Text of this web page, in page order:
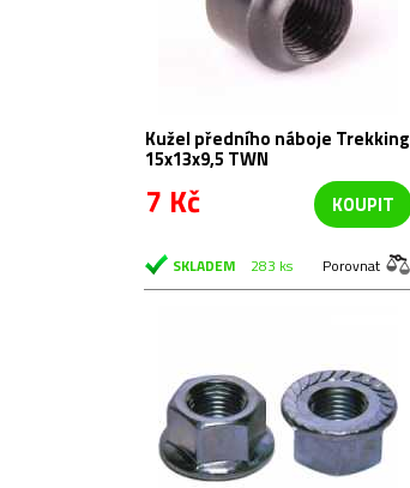
Kužel předního náboje Trekking
15x13x9,5 TWN
7 Kč KOUPIT
SKLADEM 283 ks Porovnat